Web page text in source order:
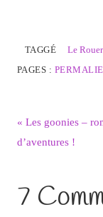
TAGGÉ Le
PAGES :
« Les goonies –
d’aventures !
7